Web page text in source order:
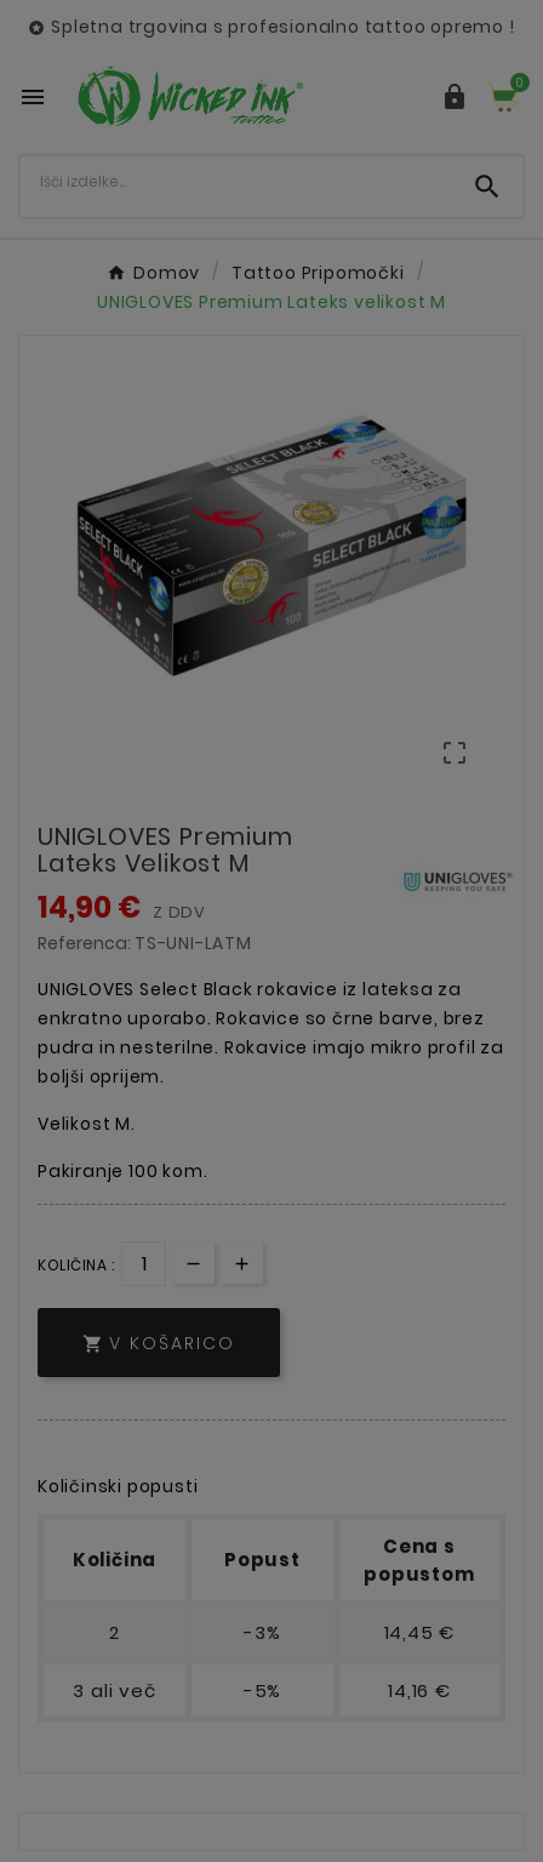
 Spletna trgovina s profesionalno tattoo opremo !
  0

Domov
Tattoo Pripomočki
UNIGLOVES Premium Lateks velikost M

UNIGLOVES Premium
Lateks Velikost M
14,90 € Z DDV
Referenca: TS-UNI-LATM
UNIGLOVES Select Black rokavice iz lateksa za
enkratno uporabo. Rokavice so črne barve, brez
pudra in nesterilne. Rokavice imajo mikro profil za
boljši oprijem.
Velikost M.
Pakiranje 100 kom.
KOLIČINA :
 V KOŠARICO
Količinski popusti
Količina Popust
Cena s
popustom
2 -3% 14,45 €
3 ali več -5% 14,16 €